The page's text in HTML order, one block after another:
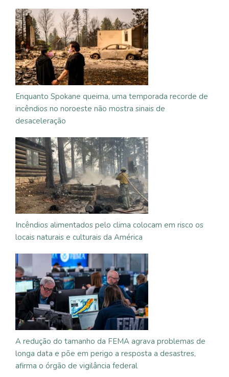
Enquanto Spokane queima, uma temporada recorde de
incêndios no noroeste não mostra sinais de
desaceleração
Incêndios alimentados pelo clima colocam em risco os
locais naturais e culturais da América
A redução do tamanho da FEMA agrava problemas de
longa data e põe em perigo a resposta a desastres,
afirma o órgão de vigilância federal